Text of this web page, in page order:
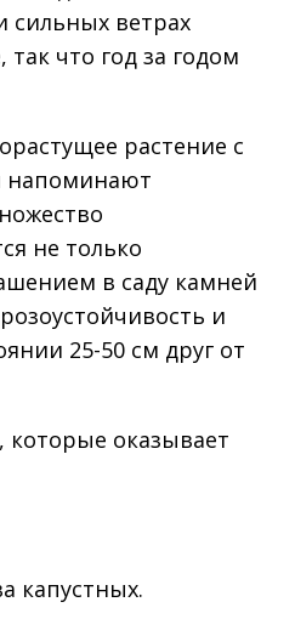
сильных ветрах
что год за годом
растение с
напоминают
не только
в саду камней
и
25-50 см друг от
которые оказывает
капустных.